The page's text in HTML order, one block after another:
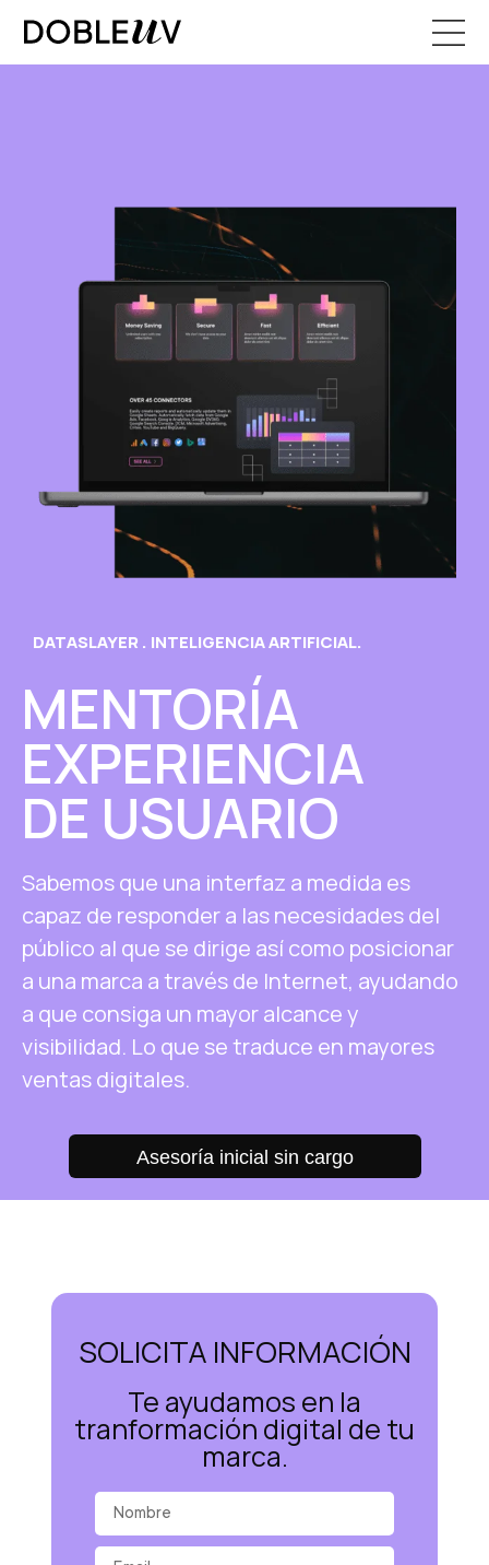
DATASLAYER . INTELIGENCIA ARTIFICIAL.
MENTORÍA
EXPERIENCIA
DE USUARIO
Sabemos que una interfaz a medida es
capaz de responder a las necesidades del
público al que se dirige así como posicionar
a una marca a través de Internet, ayudando
a que consiga un mayor alcance y
visibilidad. Lo que se traduce en mayores
ventas digitales.
Asesoría inicial sin cargo
SOLICITA INFORMACIÓN
Te ayudamos en la
tranformación digital de tu
marca.